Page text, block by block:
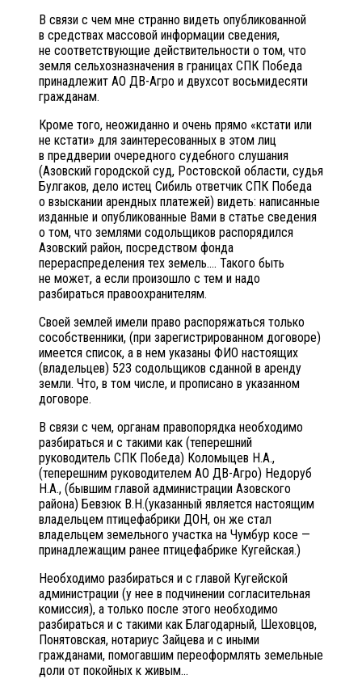
В связи с чем мне странно видеть опубликованной
в средствах массовой информации сведения,
не соответствующие действительности о том, что
земля сельхозназначения в границах СПК Победа
принадлежит АО ДВ-Агро и двухсот восьмидесяти
гражданам.
Кроме того, неожиданно и очень прямо «кстати или
не кстати» для заинтересованных в этом лиц
в преддверии очередного судебного слушания
(Азовский городской суд, Ростовской области, судья
Булгаков, дело истец Сибиль ответчик СПК Победа
о взыскании арендных платежей) видеть: написанные
изданные и опубликованные Вами в статье сведения
о том, что землями содольщиков распорядился
Азовский район, посредством фонда
перераспределения тех земель…. Такого быть
не может, а если произошло с тем и надо
разбираться правоохранителям.
Своей землей имели право распоряжаться только
сособственники, (при зарегистрированном договоре)
имеется список, а в нем указаны ФИО настоящих
(владельцев) 523 содольщиков сданной в аренду
земли. Что, в том числе, и прописано в указанном
договоре.
В связи с чем, органам правопорядка необходимо
разбираться и с такими как (теперешний
руководитель СПК Победа) Коломыцев Н.А.,
(теперешним руководителем АО ДВ-Агро) Недоруб
Н.А., (бывшим главой администрации Азовского
района) Бевзюк В.Н.(указанный является настоящим
владельцем птицефабрики ДОН, он же стал
владельцем земельного участка на Чумбур косе —
принадлежащим ранее птицефабрике Кугейская.)
Необходимо разбираться и с главой Кугейской
администрации (у нее в подчинении согласительная
комиссия), а только после этого необходимо
разбираться и с такими как Благодарный, Шеховцов,
Понятовская, нотариус Зайцева и с иными
гражданами, помогавшим переоформлять земельные
доли от покойных к живым…